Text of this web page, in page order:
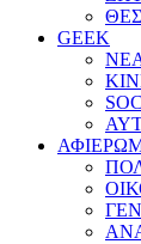
GEEK